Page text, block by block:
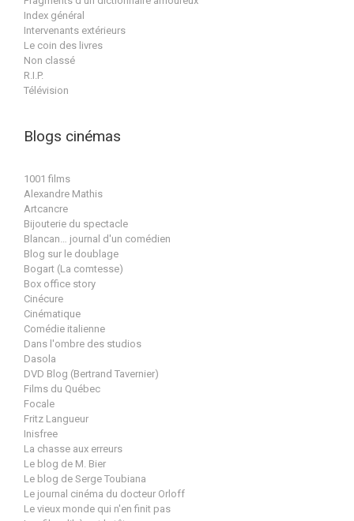
Index général
Intervenants extérieurs
Le coin des livres
Non classé
R.I.P.
Télévision
Blogs cinémas
1001 films
Alexandre Mathis
Artcancre
Bijouterie du spectacle
Blancan… journal d'un comédien
Blog sur le doublage
Bogart (La comtesse)
Box office story
Cinécure
Cinématique
Comédie italienne
Dans l'ombre des studios
Dasola
DVD Blog (Bertrand Tavernier)
Films du Québec
Focale
Fritz Langueur
Inisfree
La chasse aux erreurs
Le blog de M. Bier
Le blog de Serge Toubiana
Le journal cinéma du docteur Orloff
Le vieux monde qui n'en finit pas